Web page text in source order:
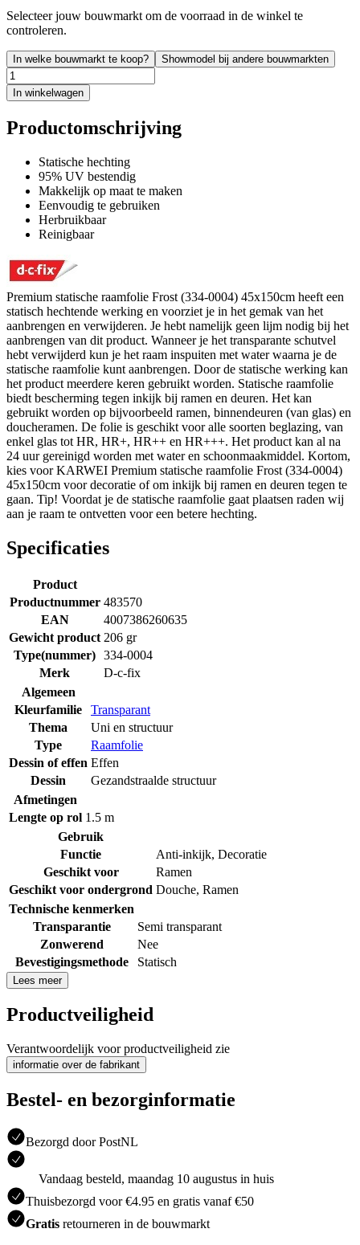
Selecteer jouw bouwmarkt om de voorraad in de winkel te
controleren.
In welke bouwmarkt te koop? Showmodel bij andere bouwmarkten
In winkelwagen
Productomschrijving
Statische hechting
95% UV bestendig
Makkelijk op maat te maken
Eenvoudig te gebruiken
Herbruikbaar
Reinigbaar
Premium statische raamfolie Frost (334-0004) 45x150cm heeft een
statisch hechtende werking en voorziet je in het gemak van het
aanbrengen en verwijderen. Je hebt namelijk geen lijm nodig bij het
aanbrengen van dit product. Wanneer je het transparante schutvel
hebt verwijderd kun je het raam inspuiten met water waarna je de
statische raamfolie kunt aanbrengen. Door de statische werking kan
het product meerdere keren gebruikt worden. Statische raamfolie
biedt bescherming tegen inkijk bij ramen en deuren. Het kan
gebruikt worden op bijvoorbeeld ramen, binnendeuren (van glas) en
doucheramen. De folie is geschikt voor alle soorten beglazing, van
enkel glas tot HR, HR+, HR++ en HR+++. Het product kan al na
24 uur gereinigd worden met water en schoonmaakmiddel. Kortom,
kies voor KARWEI Premium statische raamfolie Frost (334-0004)
45x150cm voor decoratie of om inkijk bij ramen en deuren tegen te
gaan. Tip! Voordat je de statische raamfolie gaat plaatsen raden wij
aan je raam te ontvetten voor een betere hechting.
Specificaties
Product
Productnummer 483570
EAN
4007386260635
Gewicht product 206 gr
Type(nummer) 334-0004
Merk
D-c-fix
Algemeen
Kleurfamilie
Transparant
Thema
Uni en structuur
Type
Raamfolie
Dessin of effen Effen
Dessin
Gezandstraalde structuur
Afmetingen
Lengte op rol 1.5 m
Gebruik
Functie
Anti-inkijk, Decoratie
Geschikt voor
Ramen
Geschikt voor ondergrond Douche, Ramen
Technische kenmerken
Transparantie
Semi transparant
Zonwerend
Nee
Bevestigingsmethode
Statisch
Lees meer
Productveiligheid
Verantwoordelijk voor productveiligheid zie
informatie over de fabrikant
Bestel- en bezorginformatie
Bezorgd door PostNL
Vandaag besteld, maandag 10 augustus in huis
Thuisbezorgd voor €4.95 en gratis vanaf €50
Gratis retourneren in de bouwmarkt